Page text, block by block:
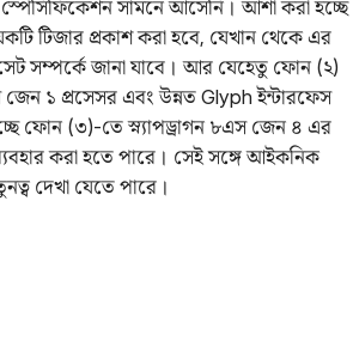
স্পেসিফিকেশন সামনে আসেনি। আশা করা হচ্ছে
টিজার প্রকাশ করা হবে, যেখান থেকে এর
সম্পর্কে জানা যাবে। আর যেহেতু ফোন (২)
জেন ১ প্রসেসর এবং উন্নত Glyph ইন্টারফেস
ফোন (৩)-তে স্ন্যাপড্রাগন ৮এস জেন ৪ এর
করা হতে পারে। সেই সঙ্গে আইকনিক
দেখা যেতে পারে।